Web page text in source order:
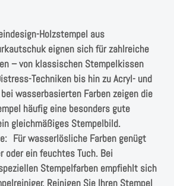
Holzstempel aus
eignen sich für zahlreiche
– von klassischen Stempelkissen
Techniken bis hin zu Acryl- und
wasserbasierten Farben zeigen die
häufig eine besonders gute
gleichmäßiges Stempelbild.
Für wasserlösliche Farben genügt
oder ein feuchtes Tuch. Bei
Stempelfarben empfiehlt sich
Reinigen Sie Ihren Stempel